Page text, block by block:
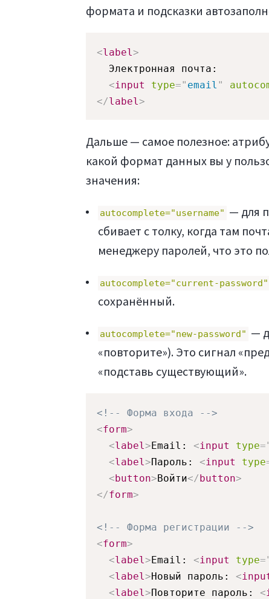
формата и подсказки
<label>
  Электронная почта:
<input type=" email "
</label>
Дальше — самое полезное:
какой формат данных вы у
значения:
autocomplete="username" — для
сбивает с толку, когда там
менеджеру паролей, что это
autocomplete="current-password"
сохранённый.
autocomplete="new-password" —
«повторите»). Это сигнал
«подставь существующий».
<!-- Форма входа -->
<form>
<label>Email: <input type=
<label>Пароль: <input type
<button>Войти</button>
</form>
<!-- Форма регистрации -->
<form>
<label>Email: <input type=
<label>Новый пароль: <
<label>Повторите пароль: <